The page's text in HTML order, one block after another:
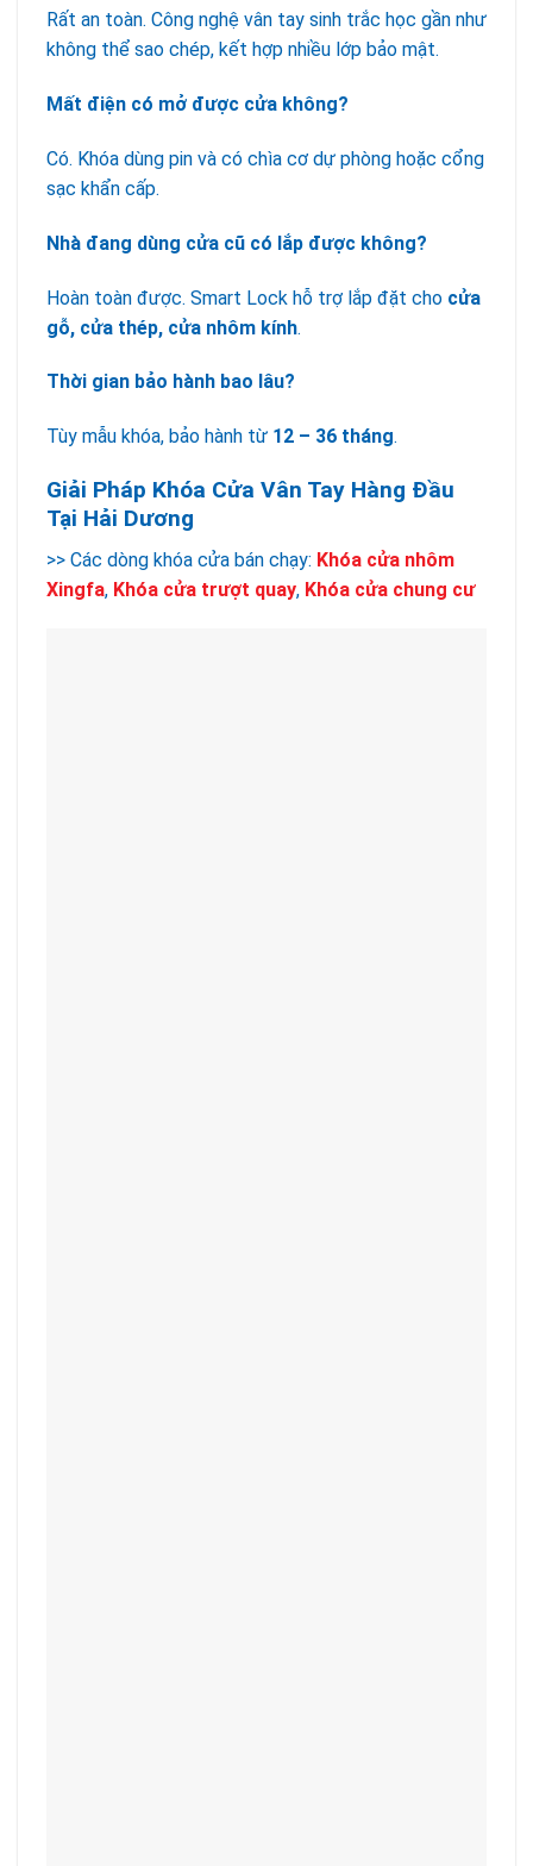
Rất an toàn. Công nghệ vân tay sinh trắc học gần như
không thể sao chép, kết hợp nhiều lớp bảo mật.
Mất điện có mở được cửa không?
Có. Khóa dùng pin và có chìa cơ dự phòng hoặc cổng
sạc khẩn cấp.
Nhà đang dùng cửa cũ có lắp được không?
Hoàn toàn được. Smart Lock hỗ trợ lắp đặt cho cửa
gỗ, cửa thép, cửa nhôm kính.
Thời gian bảo hành bao lâu?
Tùy mẫu khóa, bảo hành từ 12 – 36 tháng.
Giải Pháp Khóa Cửa Vân Tay Hàng Đầu
Tại Hải Dương
>> Các dòng khóa cửa bán chạy: Khóa cửa nhôm
Xingfa, Khóa cửa trượt quay, Khóa cửa chung cư